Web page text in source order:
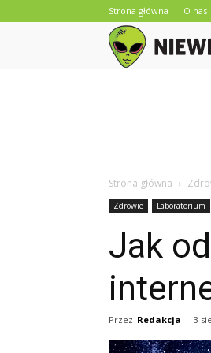
Strona główna O nas
Strona główna
Zdrowie Laboratorium
Jak
Przez Redakcja - 3